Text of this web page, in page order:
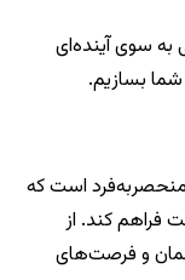
سوی آینده‌ای
بسازیم.
منحصربه‌فرد است که
فراهم کند. از
و فرصت‌های